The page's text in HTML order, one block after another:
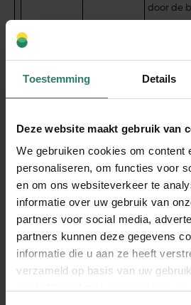
Toestemming Details
Deze website maakt gebruik van
We gebruiken cookies om content
personaliseren, om functies voor
en om ons websiteverkeer te
informatie over uw gebruik van
partners voor social media,
partners kunnen deze gegevens
informatie die u aan ze heeft
verzameld op basis van uw
door de
_ga [x2]